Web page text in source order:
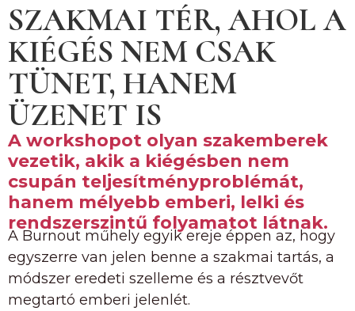
SZAKMAI TÉR, AHOL A
KIÉGÉS NEM CSAK
TÜNET, HANEM
ÜZENET IS
A workshopot olyan szakemberek
vezetik, akik a kiégésben nem
csupán teljesítményproblémát,
hanem mélyebb emberi, lelki és
rendszerszintű folyamatot látnak.
A Burnout műhely egyik ereje éppen az, hogy
egyszerre van jelen benne a szakmai tartás, a
módszer eredeti szelleme és a résztvevőt
megtartó emberi jelenlét.